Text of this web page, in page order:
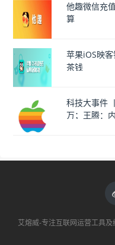
他趣微信充
算
苹果iOS映
茶钱
科技大事件
万；王腾：
艾熔威-专注互联网运营工具